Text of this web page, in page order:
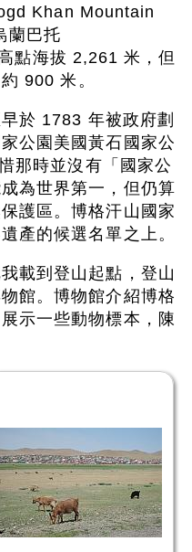
Khan Mountain
蘭巴托
點海拔 2,261 米，但
900 米。
於 1783 年被政府劃
公園美國黃石國家公
那時並沒有「國家公
為世界第一，但仍算
護區。博格汗山國家
產的候選名單之上。
載到登山起點，登山
館。博物館介紹博格
示一些動物標本，陳